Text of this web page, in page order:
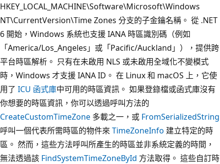
HKEY_LOCAL_MACHINE\Software\Microsoft\Windows
NT\CurrentVersion\Time Zones 分支的子金鑰名稱。 從 .NET
6 開始，Windows 系統也支援 IANA 時區識別碼（例如
「America/Los_Angeles」或「Pacific/Auckland」），提供跨
平台時區解析。 只有在未啟用 NLS 或未啟用全域化不變模式
時，Windows 才支援 IANA ID。 在 Linux 和 macOS 上，它使
用了 ICU 函式庫中可用的時區資訊。 如果登錄檔或函式庫沒有
你想要的時區資訊，你可以透過呼叫方法的
CreateCustomTimeZone 多載之一，或 FromSerializedString
呼叫一個代表所需時區的物件來 TimeZoneInfo 建立特定的時
區。 然而，這些方法呼叫所產生的時區並非系統定義的時間，
無法透過該 FindSystemTimeZoneById 方法取得。 這些自訂時